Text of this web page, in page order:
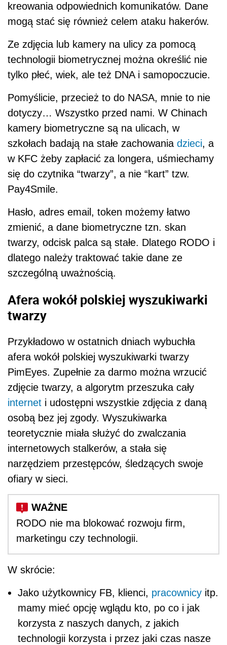
kreowania odpowiednich komunikatów. Dane
mogą stać się również celem ataku hakerów.
Ze zdjęcia lub kamery na ulicy za pomocą
technologii biometrycznej można określić nie
tylko płeć, wiek, ale też DNA i samopoczucie.
Pomyślicie, przecież to do NASA, mnie to nie
dotyczy… Wszystko przed nami. W Chinach
kamery biometryczne są na ulicach, w
szkołach badają na stałe zachowania dzieci, a
w KFC żeby zapłacić za longera, uśmiechamy
się do czytnika “twarzy”, a nie “kart” tzw.
Pay4Smile.
Hasło, adres email, token możemy łatwo
zmienić, a dane biometryczne tzn. skan
twarzy, odcisk palca są stałe. Dlatego RODO i
dlatego należy traktować takie dane ze
szczególną uważnością.
Afera wokół polskiej wyszukiwarki
twarzy
Przykładowo w ostatnich dniach wybuchła
afera wokół polskiej wyszukiwarki twarzy
PimEyes. Zupełnie za darmo można wrzucić
zdjęcie twarzy, a algorytm przeszuka cały
internet i udostępni wszystkie zdjęcia z daną
osobą bez jej zgody. Wyszukiwarka
teoretycznie miała służyć do zwalczania
internetowych stalkerów, a stała się
narzędziem przestępców, śledzących swoje
ofiary w sieci.
RODO nie ma blokować rozwoju firm,
marketingu czy technologii.
W skrócie:
Jako użytkownicy FB, klienci, pracownicy itp.
mamy mieć opcję wglądu kto, po co i jak
korzysta z naszych danych, z jakich
technologii korzysta i przez jaki czas nasze